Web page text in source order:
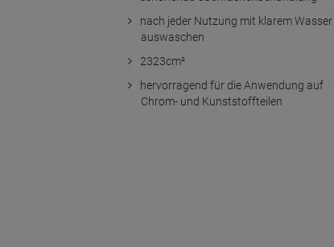
nach jeder Nutzung mit klarem Wasser
auswaschen
2323cm²
hervorragend für die Anwendung auf
Chrom- und Kunststoffteilen